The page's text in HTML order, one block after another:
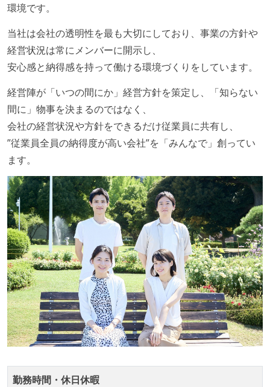
アジャイル実践状況
1ヶ月以下の短い期間でのイテレーション開発を実践
している
労働環境の自由度
オフィスへの通勤圏内であればフルリモートできる
週4日リモート勤務のハイブリットワーク（週1出社）
週3日リモート勤務のハイブリットワーク（週2出社）
週2日リモート勤務のハイブリットワーク（週3出社）
業務時間中に中抜けできる制度がある
2年以内に未就学児を子育てしながら働いていたエン
ジニアがいる
フレックスタイム制または裁量労働制を採用している
職業安定法に対応する記載事項
受動喫煙防止措置：屋内禁煙
環境です。
当社は会社の透明性を最も大切にしており、事業の方針や
経営状況は常にメンバーに開示し、
安心感と納得感を持って働ける環境づくりをしています。
経営陣が「いつの間にか」経営方針を策定し、「知らない
間に」物事を決まるのではなく、
会社の経営状況や方針をできるだけ従業員に共有し、
”従業員全員の納得度が高い会社”を「みんなで」創ってい
ます。
勤務時間・休日休暇